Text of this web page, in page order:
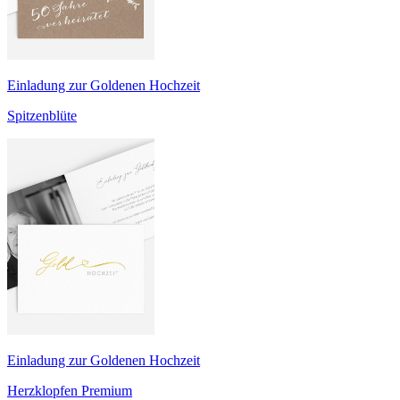
Einladung zur Goldenen Hochzeit
Spitzenblüte
Einladung zur Goldenen Hochzeit
Herzklopfen Premium